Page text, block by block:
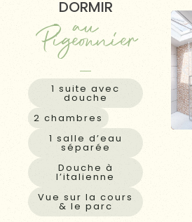
DORMIR
au
Pigeonnier
1 suite avec
douche
2 chambres
1 salle d’eau
séparée
Douche à
l’italienne
Vue sur la cours
& le parc